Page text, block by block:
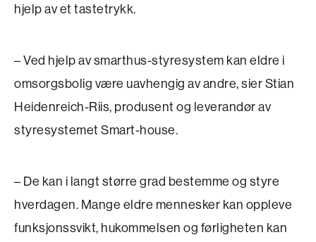
hjelp av et tastetrykk.
– Ved hjelp av smarthus-styresystem kan eldre i
omsorgsbolig være uavhengig av andre, sier ­Stian
Heidenreich-Riis, produsent og leverandør av
styre­systemet Smart-house.
– De kan i langt større grad bestemme og styre
hverdagen. Mange eldre mennesker kan oppleve
funksjonssvikt, hukommelsen og førligheten kan